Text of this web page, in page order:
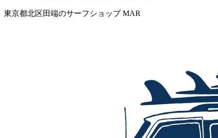
東京都北区田端のサーフショップ MAR